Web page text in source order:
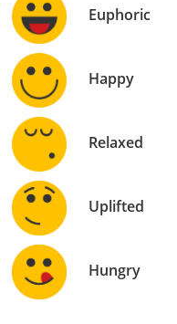
Euphoric
Happy
Relaxed
Uplifted
Hungry